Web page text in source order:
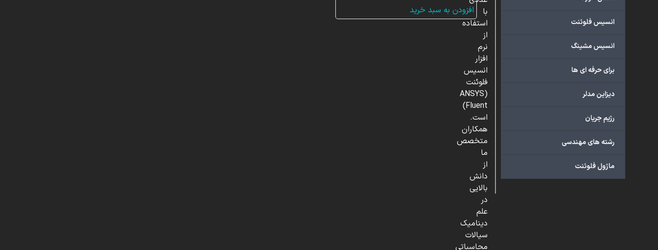
افزودن به سبد خرید
انسیس فلوئنت
انسیس مشینگ
برای حرفه ای ها
دیزاین مدلر
رژیم جریان
رشته های مهندسی
ماژول فلوئنت
با
استفاده
از
نرم
افزار
انسیس
فلوئنت
(ANSYS
Fluent)
است.
همکاران
متخصص
ما
از
دانش
بالایی
در
علم
دینامیک
سیالات
محاسباتی